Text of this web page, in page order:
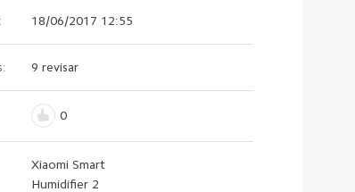
18/06/2017 12:55
9 revisar
0
Xiaomi Smart
Humidifier 2